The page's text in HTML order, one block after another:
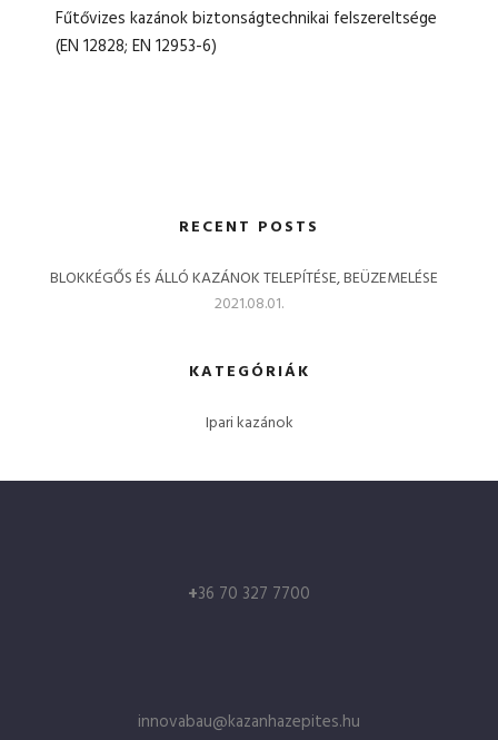
Fűtővizes kazánok biztonságtechnikai felszereltsége
(EN 12828; EN 12953-6)
RECENT POSTS
BLOKKÉGŐS ÉS ÁLLÓ KAZÁNOK TELEPÍTÉSE, BEÜZEMELÉSE
2021.08.01.
KATEGÓRIÁK
Ipari kazánok
+36 70 327 7700
innovabau@kazanhazepites.hu